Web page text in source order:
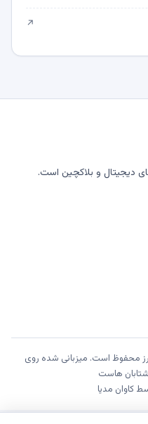
↗
دیجیتال و بلاکچین است.
موبو ارز محفوظ است. میزبانی شده روی
هاست
کاوان مدیا